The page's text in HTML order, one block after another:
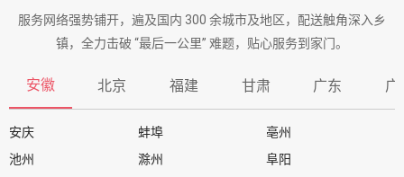
服务网络强势铺开，遍及国内 300 余城市及地区，配送触角深入乡
镇，全力击破 “最后一公里” 难题，贴心服务到家门。
安徽 北京 福建 甘肃 广东 广
安庆 蚌埠
亳州
池州
滁州
阜阳